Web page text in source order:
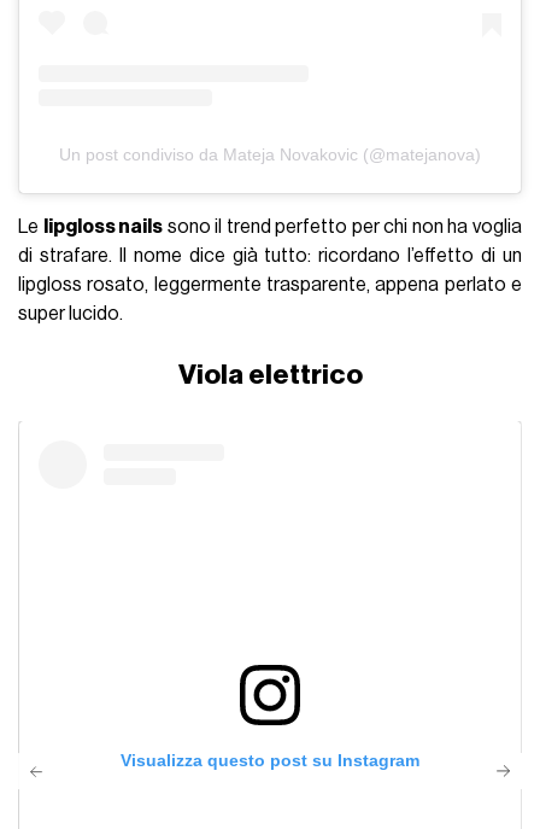
Un post condiviso da Mateja Novakovic (@matejanova)
Le lipgloss nails sono il trend perfetto per chi non ha voglia
di strafare. Il nome dice già tutto: ricordano l’effetto di un
lipgloss rosato, leggermente trasparente, appena perlato e
super lucido.
Viola elettrico
Visualizza questo post su Instagram